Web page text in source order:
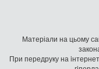
Матеріали на цьому
При передруку на